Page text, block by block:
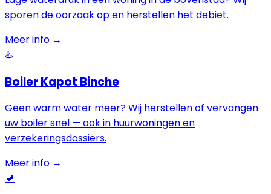
sporen de oorzaak op en herstellen het debiet.
Meer info →
♨️
Boiler Kapot Binche
Geen warm water meer? Wij herstellen of vervangen
uw boiler snel — ook in huurwoningen en
verzekeringsdossiers.
Meer info →
🚽